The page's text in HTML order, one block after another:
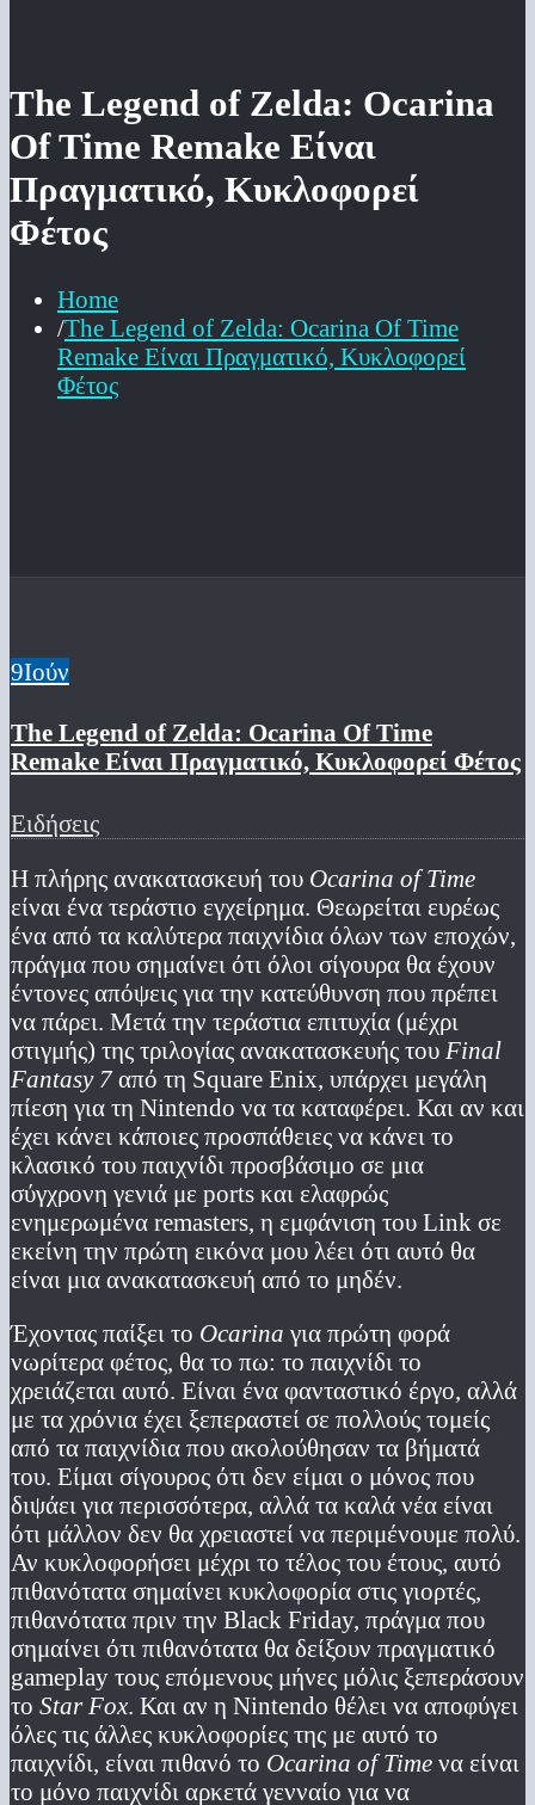
The Legend of Zelda: Ocarina
Of Time Remake Είναι
Πραγματικό, Κυκλοφορεί
Φέτος
Home
The Legend of Zelda: Ocarina Of Time
Remake Είναι Πραγματικό, Κυκλοφορεί
Φέτος
9Ιούν
The Legend of Zelda: Ocarina Of Time
Remake Είναι Πραγματικό, Κυκλοφορεί Φέτος
Ειδήσεις
Η πλήρης ανακατασκευή του Ocarina of Time
είναι ένα τεράστιο εγχείρημα. Θεωρείται ευρέως
ένα από τα καλύτερα παιχνίδια όλων των εποχών,
πράγμα που σημαίνει ότι όλοι σίγουρα θα έχουν
έντονες απόψεις για την κατεύθυνση που πρέπει
να πάρει. Μετά την τεράστια επιτυχία (μέχρι
στιγμής) της τριλογίας ανακατασκευής του Final
Fantasy 7 από τη Square Enix, υπάρχει μεγάλη
πίεση για τη Nintendo να τα καταφέρει. Και αν και
έχει κάνει κάποιες προσπάθειες να κάνει το
κλασικό του παιχνίδι προσβάσιμο σε μια
σύγχρονη γενιά με ports και ελαφρώς
ενημερωμένα remasters, η εμφάνιση του Link σε
εκείνη την πρώτη εικόνα μου λέει ότι αυτό θα
είναι μια ανακατασκευή από το μηδέν.
Έχοντας παίξει το Ocarina για πρώτη φορά
νωρίτερα φέτος, θα το πω: το παιχνίδι το
χρειάζεται αυτό. Είναι ένα φανταστικό έργο, αλλά
με τα χρόνια έχει ξεπεραστεί σε πολλούς τομείς
από τα παιχνίδια που ακολούθησαν τα βήματά
του. Είμαι σίγουρος ότι δεν είμαι ο μόνος που
διψάει για περισσότερα, αλλά τα καλά νέα είναι
ότι μάλλον δεν θα χρειαστεί να περιμένουμε πολύ.
Αν κυκλοφορήσει μέχρι το τέλος του έτους, αυτό
πιθανότατα σημαίνει κυκλοφορία στις γιορτές,
πιθανότατα πριν την Black Friday, πράγμα που
σημαίνει ότι πιθανότατα θα δείξουν πραγματικό
gameplay τους επόμενους μήνες μόλις ξεπεράσουν
το Star Fox. Και αν η Nintendo θέλει να αποφύγει
όλες τις άλλες κυκλοφορίες της με αυτό το
παιχνίδι, είναι πιθανό το Ocarina of Time να είναι
το μόνο παιχνίδι αρκετά γενναίο για να